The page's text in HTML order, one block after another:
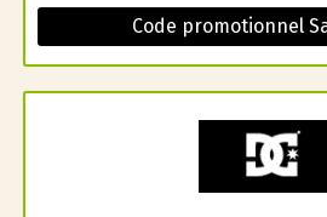
Code promotionnel